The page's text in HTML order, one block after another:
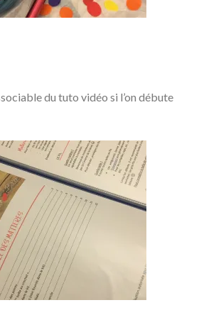
du tuto vidéo si l’on débute